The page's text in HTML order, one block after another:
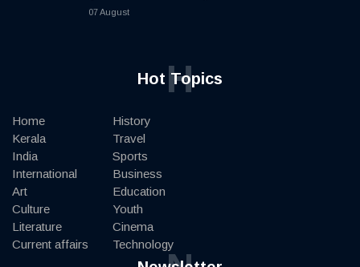
07 August
Hot Topics
H
Home
Kerala
India
International
Art
Culture
Literature
Current affairs
History
Travel
Sports
Business
Education
Youth
Cinema
Technology